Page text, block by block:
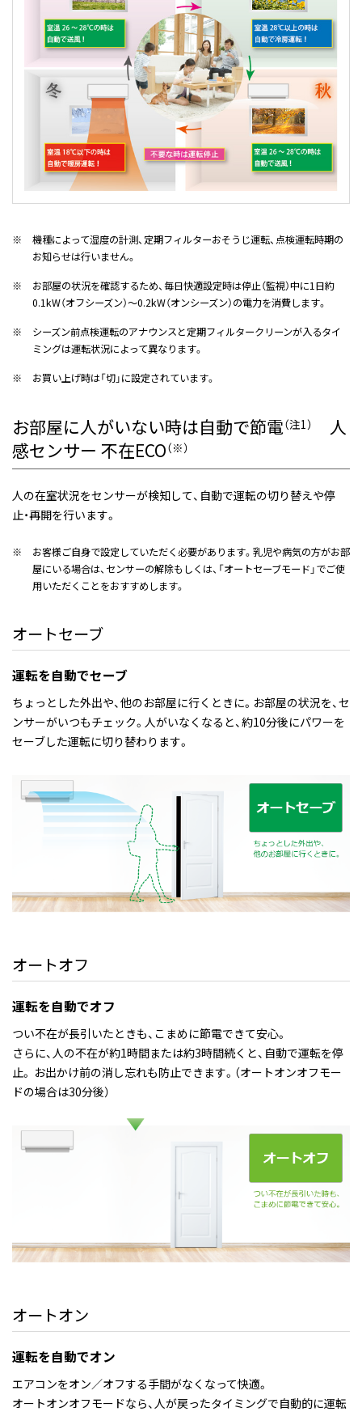
※
機種によって湿度の計測、定期フィルターおそうじ運転、点検運転時期の
お知らせは行いません。
※
お部屋の状況を確認するため、毎日快適設定時は停止（監視）中に1日約
0.1kW（オフシーズン）～0.2kW（オンシーズン）の電力を消費します。
※
シーズン前点検運転のアナウンスと定期フィルタークリーンが入るタイ
ミングは運転状況によって異なります。
※
お買い上げ時は「切」に設定されています。
お部屋に人がいない時は自動で節電（注1）
人
感センサー 不在ECO（※）
人の在室状況をセンサーが検知して、自動で運転の切り替えや停
止・再開を行います。
※
お客様ご自身で設定していただく必要があります。乳児や病気の方がお部
屋にいる場合は、センサーの解除もしくは、「オートセーブモード」でご使
用いただくことをおすすめします。
オートセーブ
運転を自動でセーブ
ちょっとした外出や、他のお部屋に行くときに。お部屋の状況を、セ
ンサーがいつもチェック。人がいなくなると、約10分後にパワーを
セーブした運転に切り替わります。
オートオフ
運転を自動でオフ
つい不在が長引いたときも、こまめに節電できて安心。
さらに、人の不在が約1時間または約3時間続くと、自動で運転を停
止。 お出かけ前の消し忘れも防止できます。（オートオンオフモー
ドの場合は30分後）
オートオン
運転を自動でオン
エアコンをオン／オフする手間がなくなって快適。
オートオンオフモードなら、人が戻ったタイミングで自動的に運転